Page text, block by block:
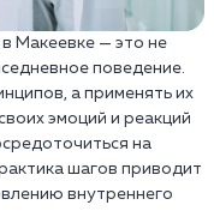
Макеевке — это не
поведение.
а применять их
эмоций и реакций
на
шагов приводит
внутреннего